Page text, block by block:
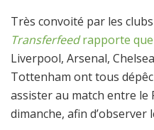
Très convoité par les
Transferfeedrapporte que
Liverpool, Arsenal,
Tottenham ont tous
assister au match entre le
dimanche, afin d’observer